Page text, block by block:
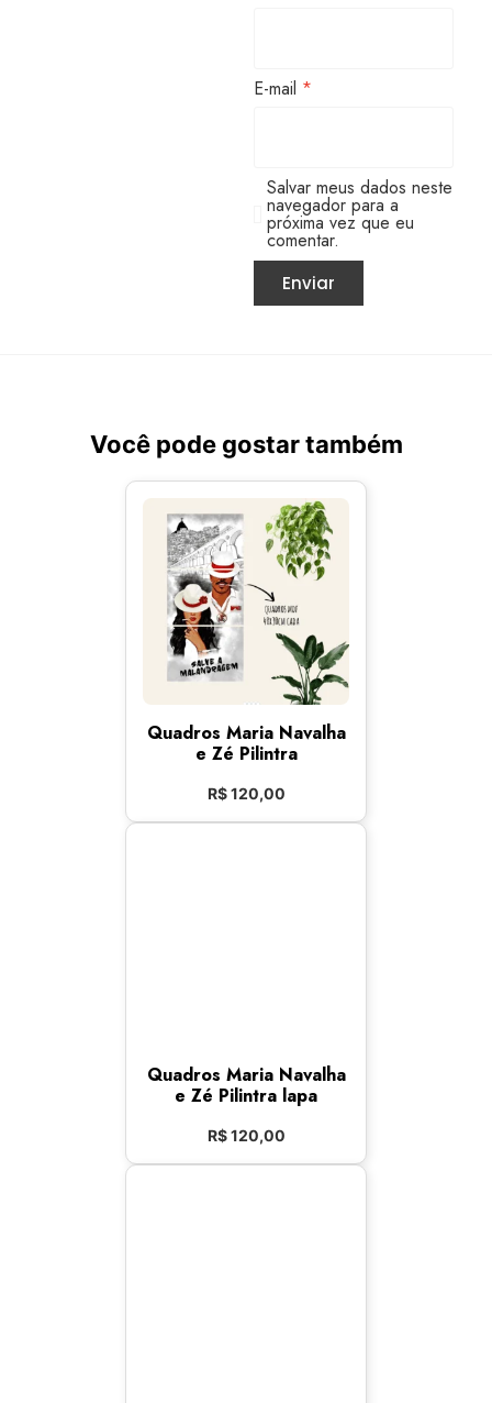
E-mail *
Salvar meus dados neste
navegador para a
próxima vez que eu
comentar.
Você pode gostar também
Quadros Maria Navalha
e Zé Pilintra
R$120,00
Quadros Maria Navalha
e Zé Pilintra lapa
R$120,00